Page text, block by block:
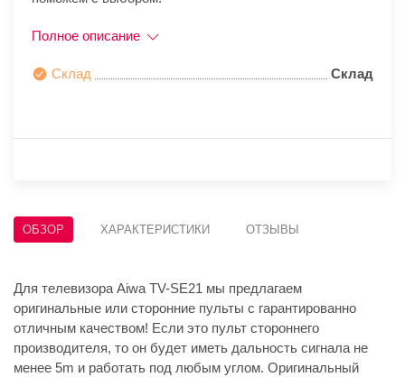
Полное описание
Склад Склад
ОБЗОР ХАРАКТЕРИСТИКИ ОТЗЫВЫ
Для телевизора Aiwa TV-SE21 мы предлагаем
оригинальные или сторонние пульты с гарантированно
отличным качеством! Если это пульт стороннего
производителя, то он будет иметь дальность сигнала не
менее 5m и работать под любым углом. Оригинальный